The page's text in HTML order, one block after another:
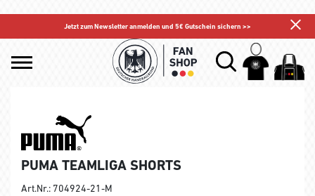
Jetzt zum Newsletter anmelden und 5€ Gutschein sichern >>
PUMA TEAMLIGA SHORTS
Art.Nr.: 704924-21-M